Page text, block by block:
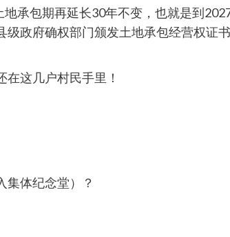
承包期再延长30年不变，也就是到
级政府确权部门颁发土地承包经营权证
这几户村民手里！
集体纪念堂）？